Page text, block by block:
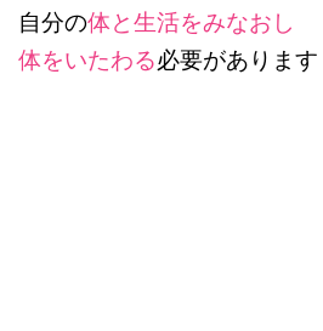
自分の体と生活をみなおし
体をいたわる必要があります